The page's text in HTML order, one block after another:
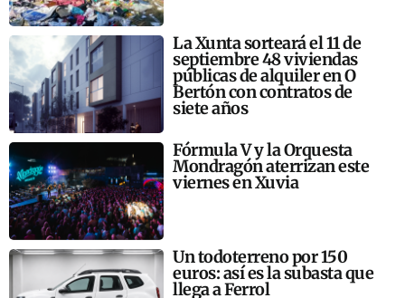
La Xunta sorteará el 11 de
septiembre 48 viviendas
públicas de alquiler en O
Bertón con contratos de
siete años
Fórmula V y la Orquesta
Mondragón aterrizan este
viernes en Xuvia
Un todoterreno por 150
euros: así es la subasta que
llega a Ferrol